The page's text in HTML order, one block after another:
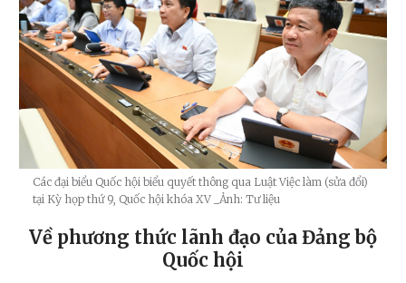
Các đại biểu Quốc hội biểu quyết thông qua Luật Việc làm (sửa đổi)
tại Kỳ họp thứ 9, Quốc hội khóa XV _Ảnh: Tư liệu
Về phương thức lãnh đạo của Đảng bộ
Quốc hội